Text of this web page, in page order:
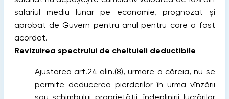
salariul mediu lunar pe economie, prognozat şi
aprobat de Guvern pentru anul pentru care a fost
acordat.
Revizuirea spectrului de cheltuieli deductibile
Ajustarea art.24 alin.(8), urmare a căreia, nu se
permite deducerea pierderilor în urma vînzării